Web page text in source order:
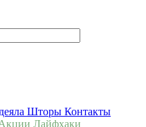
Шторы Контакты
Лайфхаки